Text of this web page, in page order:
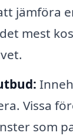
jämföra
mest
Vissa
som